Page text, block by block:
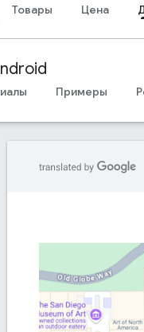
Товары Цена
Примеры